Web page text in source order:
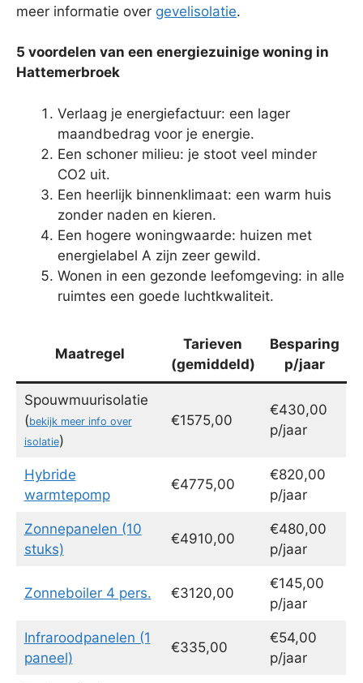
meer informatie over gevelisolatie.
5 voordelen van een energiezuinige woning in
Hattemerbroek
Verlaag je energiefactuur: een lager
maandbedrag voor je energie.
Een schoner milieu: je stoot veel minder
CO2 uit.
Een heerlijk binnenklimaat: een warm huis
zonder naden en kieren.
Een hogere woningwaarde: huizen met
energielabel A zijn zeer gewild.
Wonen in een gezonde leefomgeving: in alle
ruimtes een goede luchtkwaliteit.
Maatregel
Tarieven
(gemiddeld)
Besparing
p/jaar
Spouwmuurisolatie
(bekijk meer info over
isolatie)
€1575,00
€430,00
p/jaar
Hybride
warmtepomp
€4775,00
€820,00
p/jaar
Zonnepanelen (10
stuks)
€4910,00
€480,00
p/jaar
Zonneboiler 4 pers. €3120,00
€145,00
p/jaar
Infraroodpanelen (1
paneel)
€335,00
€54,00
p/jaar